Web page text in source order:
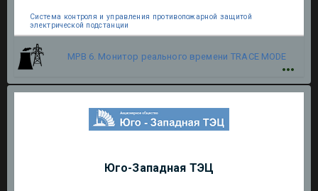
Система контроля и управления противопожарной защитой
электрической подстанции
МРВ 6. Монитор реального времени TRACE MODE
Юго-Западная ТЭЦ